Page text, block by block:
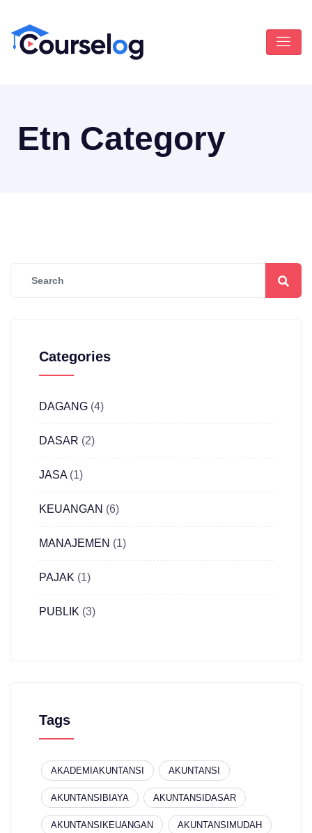
Etn Category
Categories
DAGANG (4)
DASAR (2)
JASA(1)
KEUANGAN (6)
MANAJEMEN (1)
PAJAK (1)
PUBLIK (3)
Tags
AKADEMIAKUNTANSI AKUNTANSI
AKUNTANSIBIAYA AKUNTANSIDASAR
AKUNTANSIKEUANGAN AKUNTANSIMUDAH